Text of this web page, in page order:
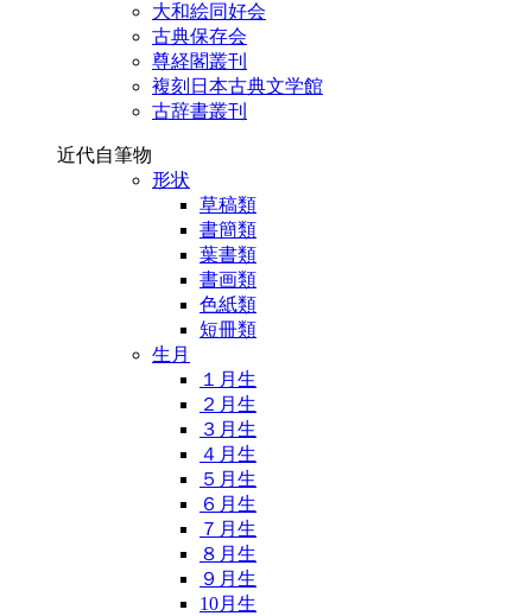
大和絵同好会
古典保存会
尊経閣叢刊
複刻日本古典文学館
古辞書叢刊
近代自筆物
形状
草稿類
書簡類
葉書類
書画類
色紙類
短冊類
生月
１月生
２月生
３月生
４月生
５月生
６月生
７月生
８月生
９月生
10月生